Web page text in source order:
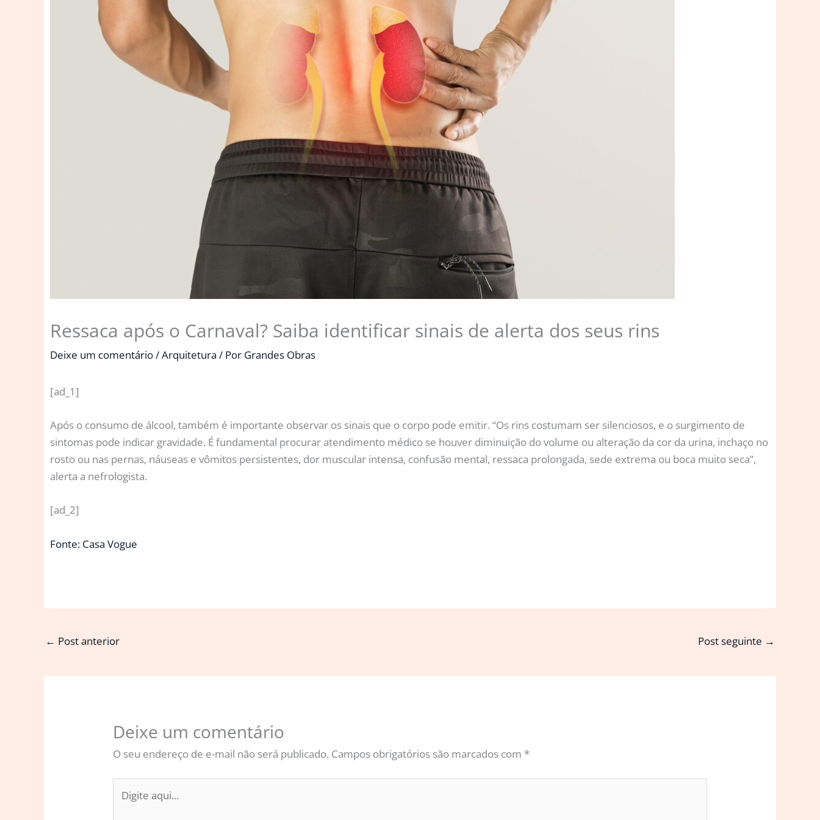
Ressaca após o Carnaval? Saiba identificar sinais de alerta dos seus rins
Deixe um comentário/Arquitetura / Por Grandes Obras
[ad_1]
Após o consumo de álcool, também é importante observar os sinais que o corpo pode emitir. “Os rins costumam ser silenciosos, e o surgimento de
sintomas pode indicar gravidade. É fundamental procurar atendimento médico se houver diminuição do volume ou alteração da cor da urina, inchaço no
rosto ou nas pernas, náuseas e vômitos persistentes, dor muscular intensa, confusão mental, ressaca prolongada, sede extrema ou boca muito seca”,
alerta a nefrologista.
[ad_2]
Fonte: Casa Vogue
← Post anterior Post seguinte →
Deixe um comentário
O seu endereço de e-mail não será publicado. Campos obrigatórios são marcados com*
aqui...